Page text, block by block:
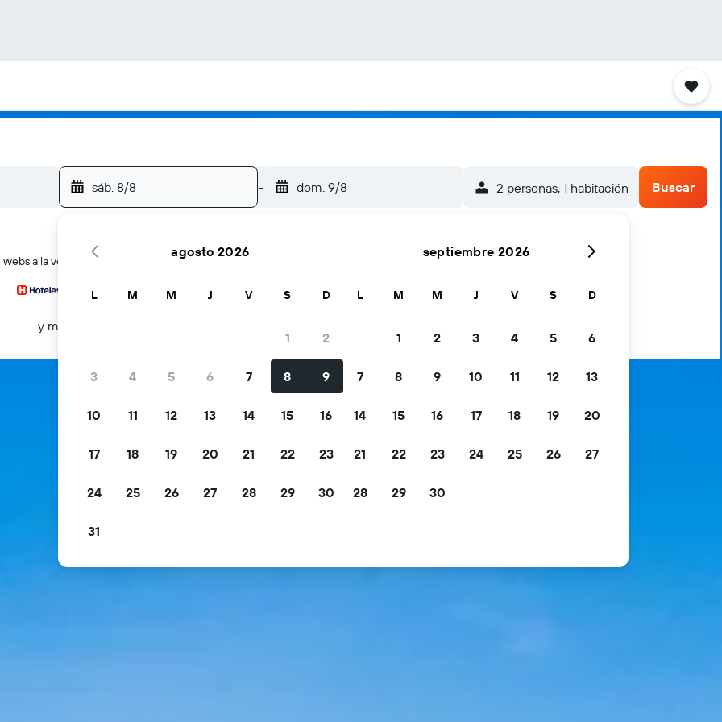
sáb. 8/8 - dom. 9/8 2 personas, 1 habitación Buscar
a la vez
… y más
agosto 2026
L M M J V S D
1 2
3 4 5 6 7 8 9
10 11 12 13 14 15 16
17 18 19 20 21 22 23
24 25 26 27 28 29 30
31
septiembre 2026
L M M J V S D
1 2 3 4 5 6
7 8 9 10 11 12 13
14 15 16 17 18 19 20
21 22 23 24 25 26 27
28 29 30